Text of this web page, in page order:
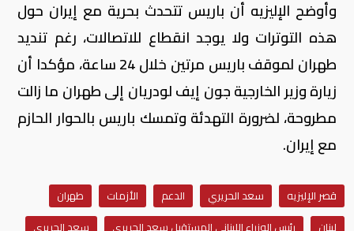
وأوضح الإليزيه أن باريس تتحدث بحرية مع إيران حول
هذه التوترات ولا يوجد انقطاع للاتصالات، رغم تنديد
طهران لموقف باريس مرتين خلال 24 ساعة، مؤكدا أن
زيارة وزير الخارجية جون إيف لودريان إلى طهران ما زالت
مطروحة، لضرورة التهدئة وتمسك باريس بالحوار الحازم
مع إيران.
قصر الإليزيه سعد الحريري الدعم الأزمات
طهران